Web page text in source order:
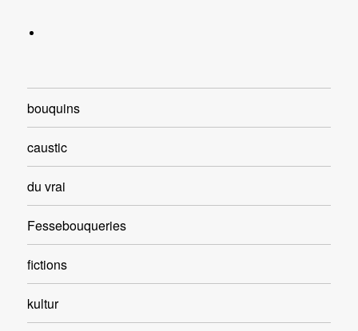
bouquins
caustic
du vrai
Fessebouqueries
fictions
kultur